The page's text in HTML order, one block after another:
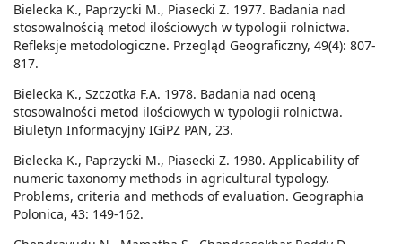
Bielecka K., Paprzycki M., Piasecki Z. 1977. Badania nad
stosowalnością metod ilościowych w typologii rolnictwa.
Refleksje metodologiczne. Przegląd Geograficzny, 49(4): 807-
817.
Bielecka K., Szczotka F.A. 1978. Badania nad oceną
stosowalności metod ilościowych w typologii rolnictwa.
Biuletyn Informacyjny IGiPZ PAN, 23.
Bielecka K., Paprzycki M., Piasecki Z. 1980. Applicability of
numeric taxonomy methods in agricultural typology.
Problems, criteria and methods of evaluation. Geographia
Polonica, 43: 149-162.